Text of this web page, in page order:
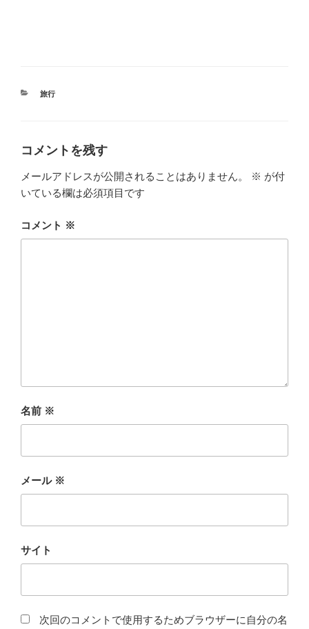
カ
旅行
コメントを残す
メールアドレスが公開されることはありません。 ※ が付
いている欄は必須項目です
コメント ※
名前 ※
メール ※
サイト
次回のコメントで使用するためブラウザーに自分の名